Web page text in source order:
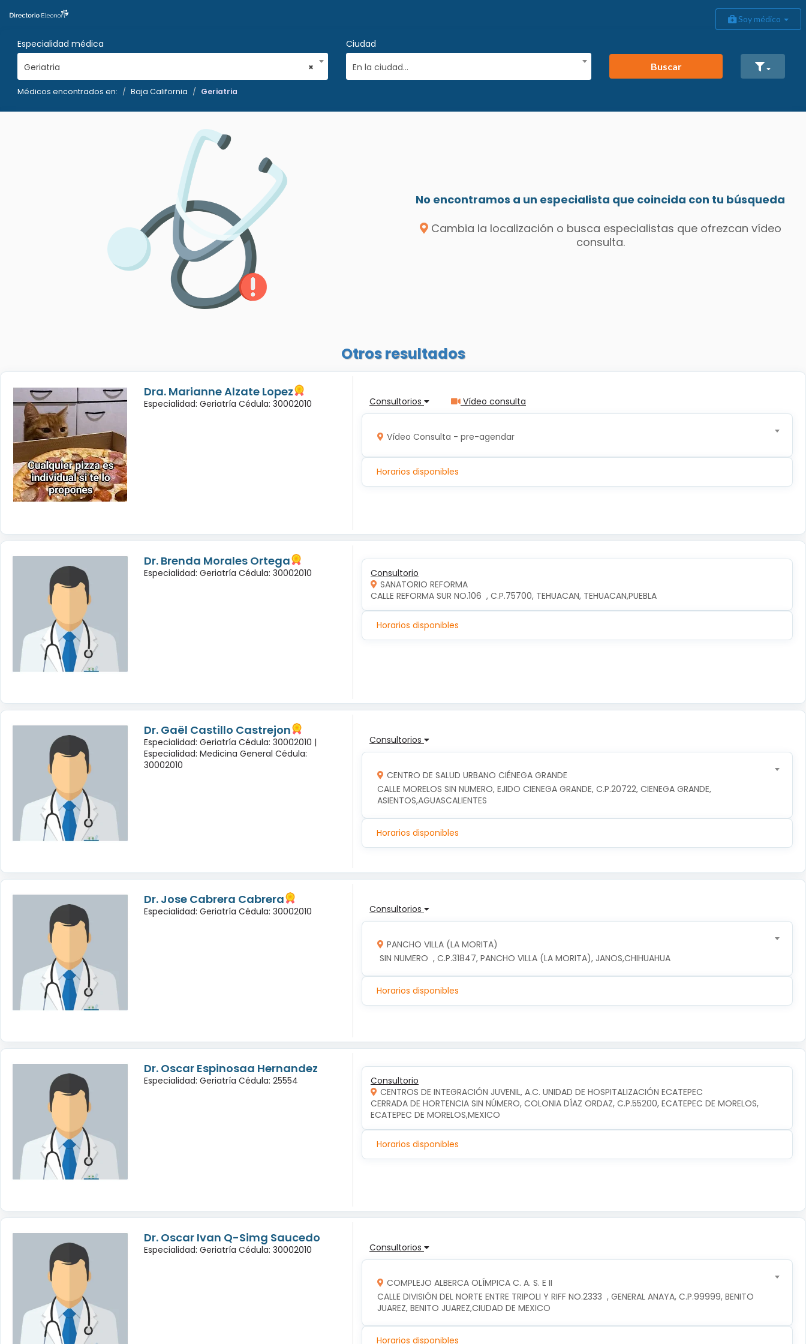
Soy médico
Especialidad médica
×
Geriatria
Ciudad
En la ciudad...
Buscar
Médicos encontrados en: Baja California Geriatria
No encontramos a un especialista que coincida con tu búsqueda
Cambia la localización o busca especialistas que ofrezcan vídeo
consulta.
Otros resultados
Dra. Marianne Alzate Lopez
Especialidad: Geriatría Cédula: 30002010 Consultorios Vídeo consulta
Vídeo Consulta - pre-agendar
Horarios disponibles
Dr. Brenda Morales Ortega
Especialidad: Geriatría Cédula: 30002010
Consultorio
SANATORIO REFORMA
CALLE REFORMA SUR NO.106  , C.P.75700, TEHUACAN, TEHUACAN,PUEBLA
Horarios disponibles
Dr. Gaël Castillo Castrejon
Especialidad: Geriatría Cédula: 30002010 |
Especialidad: Medicina General Cédula:
30002010
Consultorios
CENTRO DE SALUD URBANO CIÉNEGA GRANDE
CALLE MORELOS SIN NUMERO, EJIDO CIENEGA GRANDE, C.P.20722, CIENEGA GRANDE,
ASIENTOS,AGUASCALIENTES
Horarios disponibles
Dr. Jose Cabrera Cabrera
Especialidad: Geriatría Cédula: 30002010 Consultorios
PANCHO VILLA (LA MORITA)
SIN NUMERO  , C.P.31847, PANCHO VILLA (LA MORITA), JANOS,CHIHUAHUA
Horarios disponibles
Dr. Oscar Espinosaa Hernandez
Especialidad: Geriatría Cédula: 25554
Consultorio
CENTROS DE INTEGRACIÓN JUVENIL, A.C. UNIDAD DE HOSPITALIZACIÓN ECATEPEC
CERRADA DE HORTENCIA SIN NÚMERO, COLONIA DÍAZ ORDAZ, C.P.55200, ECATEPEC DE MORELOS,
ECATEPEC DE MORELOS,MEXICO
Horarios disponibles
Dr. Oscar Ivan Q-Simg Saucedo
Especialidad: Geriatría Cédula: 30002010 Consultorios
COMPLEJO ALBERCA OLÍMPICA C. A. S. E II
CALLE DIVISIÓN DEL NORTE ENTRE TRIPOLI Y RIFF NO.2333  , GENERAL ANAYA, C.P.99999, BENITO
JUAREZ, BENITO JUAREZ,CIUDAD DE MEXICO
Horarios disponibles